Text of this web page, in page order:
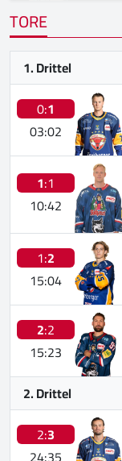
TORE
1. Drittel
0:1
03:02
1:1
10:42
1:2
15:04
2:2
15:23
2. Drittel
2:3